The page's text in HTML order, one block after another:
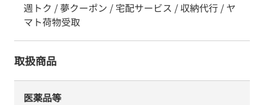
週トク / 夢クーポン / 宅配サービス / 収納代行 / ヤ
マト荷物受取
取扱商品
医薬品等